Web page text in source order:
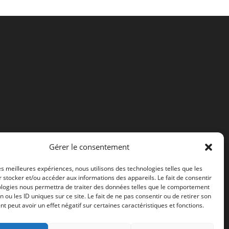
Gérer le consentement
meilleures expériences, nous utilisons des technologies telles que les
stocker et/ou accéder aux informations des appareils. Le fait de consentir
nous permettra de traiter des données telles que le comportement
ou les ID uniques sur ce site. Le fait de ne pas consentir ou de retirer son
peut avoir un effet négatif sur certaines caractéristiques et fonctions.